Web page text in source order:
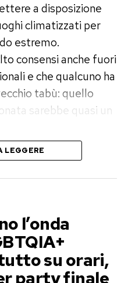
a disposizione
climatizzati per
estremo.
consensi anche fuori
e che qualcuno ha
tabù: quello
sarebbe quasi un
climatizzate
prevede
cinemadurante le
Ai grandi schermi
teatri e altri spazi
per
LEGGERE
l’onda
su orari,
party finale